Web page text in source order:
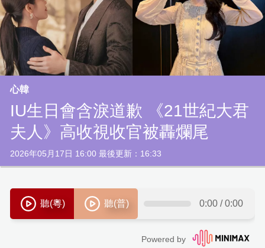
心韓
IU生日會含淚道歉 《21世紀大君
夫人》高收視收官被轟爛尾
2026年05月17日 16:00 最後更新：16:33